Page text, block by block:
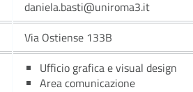
daniela.basti@uniroma3.it
Via Ostiense 133B
Ufficio grafica e visual design
Area comunicazione